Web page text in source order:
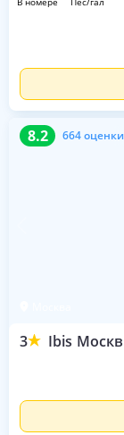
8.2 664 оценки
3 Ibis
8.2 664 оценки